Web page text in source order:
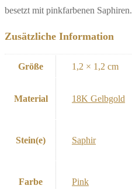
besetzt mit pinkfarbenen Saphiren.
Zusätzliche Information
Größe 1,2 × 1,2 cm
Material 18K Gelbgold
Stein(e) Saphir
Farbe Pink